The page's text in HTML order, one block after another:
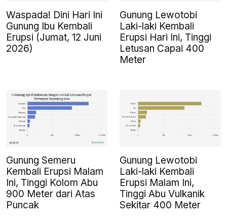
Waspada! Dini Hari Ini
Gunung Ibu Kembali
Erupsi (Jumat, 12 Juni
2026)
Gunung Lewotobi
Laki-laki Kembali
Erupsi Hari Ini, Tinggi
Letusan Capai 400
Meter
Gunung Semeru
Kembali Erupsi Malam
Ini, Tinggi Kolom Abu
900 Meter dari Atas
Puncak
Gunung Lewotobi
Laki-laki Kembali
Erupsi Malam Ini,
Tinggi Abu Vulkanik
Sekitar 400 Meter